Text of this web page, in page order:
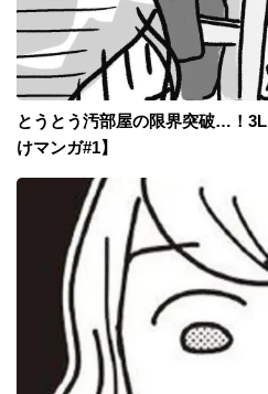
とうとう汚部屋の限界突破…！
けマンガ#1】